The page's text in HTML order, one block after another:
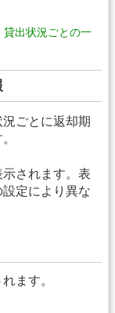
貸出状況ごとの一
ごとに返却期
されます。表
定により異な
ます。